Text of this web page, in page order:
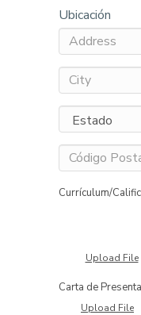
Ubicación
Currículum/
Upload File
Carta de
Upload File